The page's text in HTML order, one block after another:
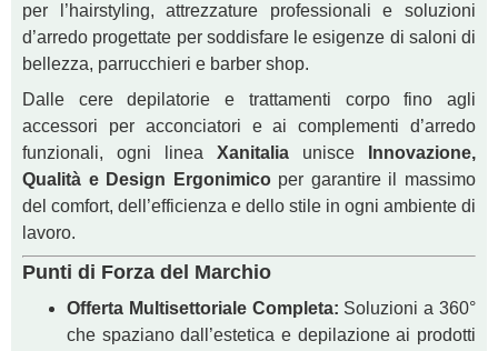
per l’hairstyling, attrezzature professionali e soluzioni
d’arredo progettate per soddisfare le esigenze di saloni di
bellezza, parrucchieri e barber shop.
Dalle cere depilatorie e trattamenti corpo fino agli
accessori per acconciatori e ai complementi d’arredo
funzionali, ogni linea Xanitalia unisce
Innovazione,
Qualità e Design Ergonimicoper garantire il massimo
del comfort, dell’efficienza e dello stile in ogni ambiente di
lavoro.
Punti di Forza del Marchio
Offerta Multisettoriale Completa: Soluzioni a 360°
che spaziano dall’estetica e depilazione ai prodotti